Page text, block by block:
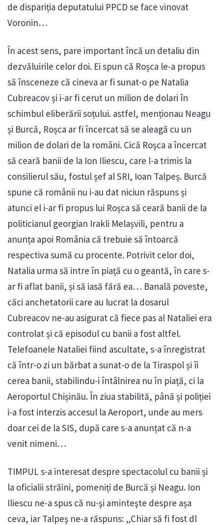
de dispariția deputatului PPCD se face vinovat
Voronin…
În acest sens, pare important încă un detaliu din
dezvăluirile celor doi. Ei spun că Roșca le-a propus
să însceneze că cineva ar fi sunat-o pe Natalia
Cubreacov și i-ar fi cerut un milion de dolari în
schimbul eliberării soțului. astfel, menționau Neagu
și Burcă, Roșca ar fi încercat să se aleagă cu un
milion de dolari de la români. Cică Roșca a încercat
să ceară banii de la Ion Iliescu, care l-a trimis la
consilierul său, fostul șef al SRI, Ioan Talpeș. Burcă
spune că românii nu i-au dat niciun răspuns și
atunci el i-ar fi propus lui Roșca să ceară banii de la
politicianul georgian Irakli Melașvili, pentru a
anunța apoi România că trebuie să întoarcă
respectiva sumă cu procente. Potrivit celor doi,
Natalia urma să intre în piață cu o geantă, în care s-
ar fi aflat banii, și să iasă fără ea… Banală poveste,
căci anchetatorii care au lucrat la dosarul
Cubreacov ne-au asigurat că fiece pas al Nataliei era
controlat și că episodul cu banii a fost altfel.
Telefoanele Nataliei fiind ascultate, s-a înregistrat
că într-o zi un bărbat a sunat-o de la Tiraspol și îi
cerea banii, stabilindu-i întâlnirea nu în piață, ci la
Aeroportul Chișinău. În ziua stabilită, până și poliției
i-a fost interzis accesul la Aeroport, unde au mers
doar cei de la SIS, după care s-a anunțat că n-a
venit nimeni…
TIMPUL s-a interesat despre spectacolul cu banii și
la oficialii străini, pomeniți de Burcă și Neagu. Ion
Iliescu ne-a spus că nu-şi aminteşte despre așa
ceva, iar Talpeş ne-a răspuns: „Chiar să fi fost dl